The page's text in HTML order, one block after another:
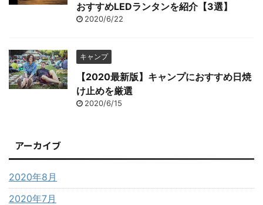
おすすめLEDランタンを紹介【3選】
2020/6/22
キャンプ
【2020最新版】キャンプにおすすめ日焼
け止めを厳選
2020/6/15
アーカイブ
2020年8月
2020年7月